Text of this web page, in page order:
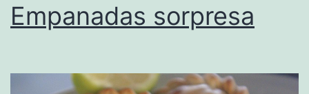
Empanadas sorpresa